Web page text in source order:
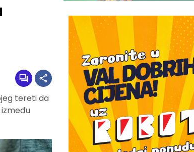
tereti da